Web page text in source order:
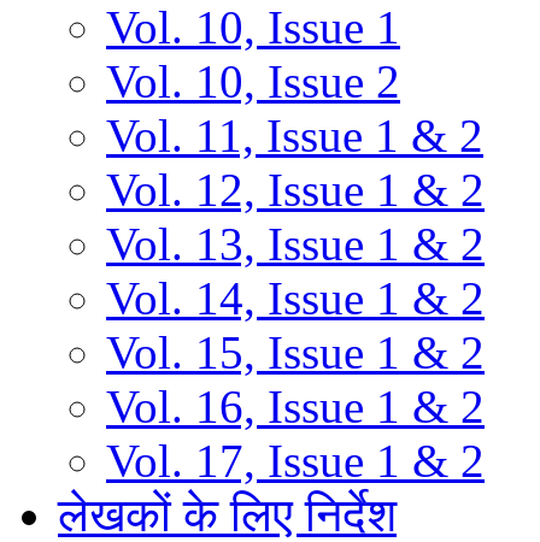
Vol. 10, Issue 1
Vol. 10, Issue 2
Vol. 11, Issue 1 & 2
Vol. 12, Issue 1 & 2
Vol. 13, Issue 1 & 2
Vol. 14, Issue 1 & 2
Vol. 15, Issue 1 & 2
Vol. 16, Issue 1 & 2
Vol. 17, Issue 1 & 2
लेखकों के लिए निर्देश